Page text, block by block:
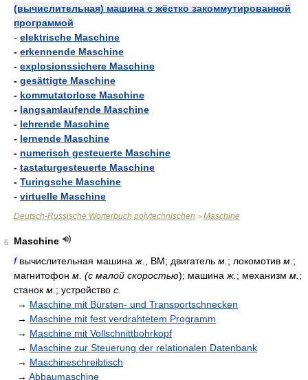
(вычислительная) машина с жёстко закоммутированной
программой
- elektrische Maschine
- erkennende Maschine
- explosionssichere Maschine
- gesättigte Maschine
- kommutatorlose Maschine
- langsamlaufende Maschine
- lehrende Maschine
- lernende Maschine
- numerisch gesteuerte Maschine
- tastaturgesteuerte Maschine
- Turingsche Maschine
- virtuelle Maschine
Deutsch-Russische Wörterbuch polytechnischen > Maschine
6
Maschine
fвычислительная машина ж. , ВМ; двигатель м. ; локомотив м. ;
магнитофон м. (с малой скоростью); машина ж. ; механизм м. ;
станок м. ; устройство с.
→ Maschine mit Bürsten- und Transportschnecken
→ Maschine mit fest verdrahtetem Programm
→ Maschine mit Vollschnittbohrkopf
→ Maschine zur Steuerung der relationalen Datenbank
→ Maschineschreibtisch
→ Abbaumaschine